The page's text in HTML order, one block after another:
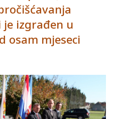
izgrađen u
osam mjeseci